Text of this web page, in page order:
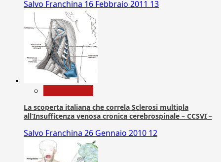
Salvo Franchina 16 Febbraio 2011 13
La scoperta italiana che correla Sclerosi multipla
all’Insufficenza venosa cronica cerebrospinale – CCSVI –
Salvo Franchina 26 Gennaio 2010 12